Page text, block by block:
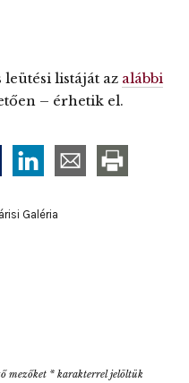
listáját az alábbi
– érhetik el.
Galéria
mezőket * karakterrel jelöltük